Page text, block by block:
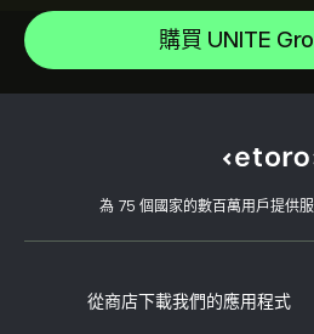
購買 UNITE
為 75 個國家的數百萬用戶提供
從商店下載我們的應用程式
Microsoft
Apple
如何存款
如何提款
開設帳戶
用戶端漏洞
CopyTrading 如何運作
負責任的交易
為什麼選擇 eToro
我們的辦事處
風險揭露
關鍵資訊文件
投資保險